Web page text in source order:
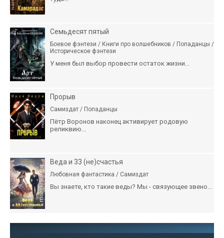
Семьдесят пятый
Боевое фэнтези / Книги про волшебников / Попаданцы /
Историческое фэнтези
У меня был выбор провести остаток жизни...
Прорыв
Самиздат / Попаданцы
Пётр Воронов наконец активирует родовую
реликвию...
Веда и 33 (не)счастья
Любовная фантастика / Самиздат
Вы знаете, кто такие веды? Мы - связующее звено...